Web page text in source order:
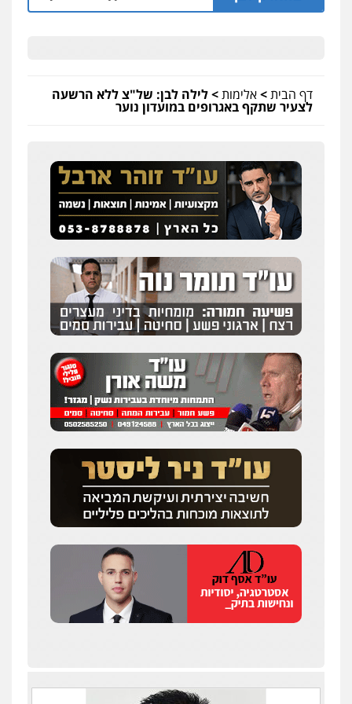
דף הבית>אלימות>לילה לבן: של"צ ללא הרשעה
לצעיר שתקף באגרופים במועדון נוער